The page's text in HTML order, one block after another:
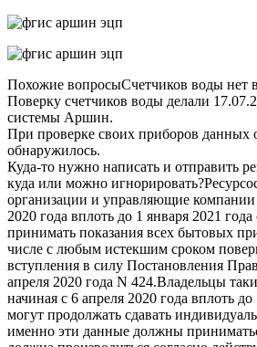
Похожие вопросыСчетчиков воды нет
Поверку счетчиков воды делали
системы Аршин.
При проверке своих приборов данных
обнаружилось.
Куда-то нужно написать и отправить
куда или можно
организации и управляющие компании
2020 года вплоть до 1 января 2021
принимать показания всех бытовых
числе с любым истекшим сроком
вступления в силу Постановления
апреля 2020 года N 424.Владельцы
начиная с 6 апреля 2020 года вплоть до
могут продолжать сдавать
именно эти данные должны